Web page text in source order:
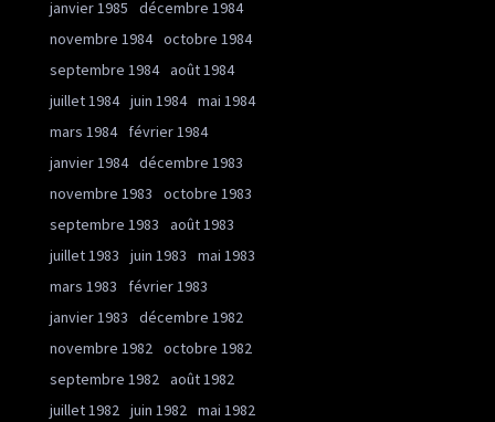
janvier 1985
décembre 1984
novembre 1984 octobre 1984
septembre 1984 août 1984
juillet 1984 juin 1984 mai 1984
mars 1984
février 1984
janvier 1984 décembre 1983
novembre 1983
octobre 1983
septembre 1983
août 1983
juillet 1983
juin 1983
mai 1983
mars 1983
février 1983
janvier 1983
décembre 1982
novembre 1982 octobre 1982
septembre 1982 août 1982
juillet 1982 juin 1982 mai 1982